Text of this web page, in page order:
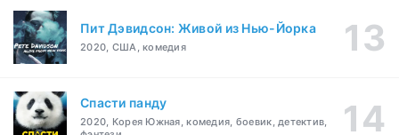
Пит Дэвидсон: Живой из Нью-Йорка
2020, США, комедия
Спасти панду
2020, Корея Южная, комедия, боевик, детектив,